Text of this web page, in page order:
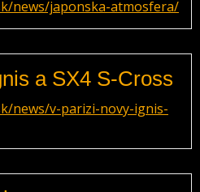
news/japonska-atmosfera/
a SX4 S-Cross
news/v-parizi-novy-ignis-